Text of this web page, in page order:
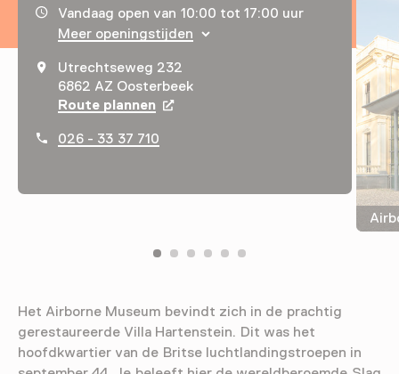
Openingstijden, adres & telefoonnummer
Vandaag open van 10:00 tot 17:00 uur
Meer openingstijden
Utrechtseweg 232
6862 AZ Oosterbeek
Route plannen Opent in een nieuw tabblad
026 - 33 37 710
Het Airborne Museum bevindt zich in de prachtig
gerestaureerde Villa Hartenstein. Dit was het
hoofdkwartier van de Britse luchtlandingstroepen in